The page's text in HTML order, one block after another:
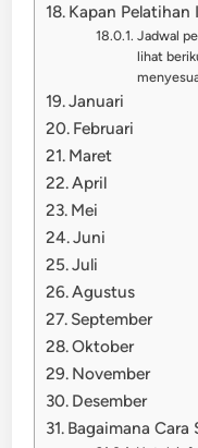
Kapan Pelatihan
Jadwal
lihat
Januari
Februari
Maret
April
Mei
Juni
Juli
Agustus
September
Oktober
November
Desember
Bagaimana Cara